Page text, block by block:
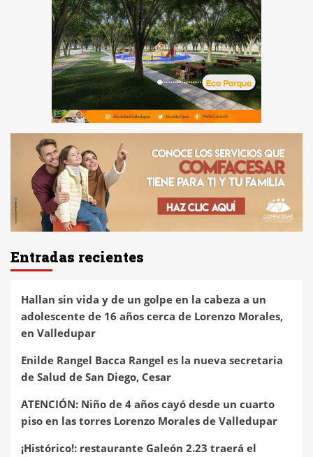
Entradas recientes
Hallan sin vida y de un golpe en la cabeza a un
adolescente de 16 años cerca de Lorenzo Morales,
en Valledupar
Enilde Rangel Bacca Rangel es la nueva secretaria
de Salud de San Diego, Cesar
ATENCIÓN: Niño de 4 años cayó desde un cuarto
piso en las torres Lorenzo Morales de Valledupar
¡Histórico!: restaurante Galeón 2.23 traerá el